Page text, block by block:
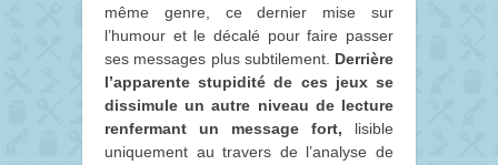
même genre, ce dernier mise sur
l’humour et le décalé pour faire passer
ses messages plus subtilement. Derrière
l’apparente stupidité de ces jeux se
dissimule un autre niveau de lecture
renfermant un message fort, lisible
uniquement au travers de l’analyse de